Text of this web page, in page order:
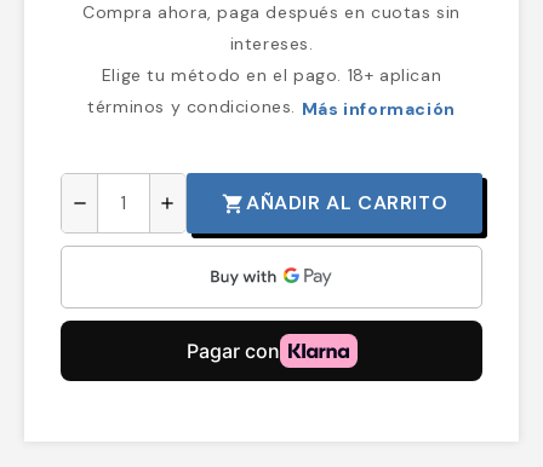
Compra ahora, paga después en cuotas sin
intereses.
Elige tu método en el pago. 18+ aplican
términos y condiciones. Más información
remove add shopping_cartAÑADIR AL CARRITO